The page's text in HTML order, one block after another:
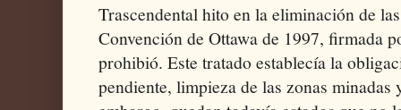
Trascendental hito en la eliminación de
Convención de Ottawa de 1997, firmada
prohibió. Este tratado establecía la
pendiente, limpieza de las zonas